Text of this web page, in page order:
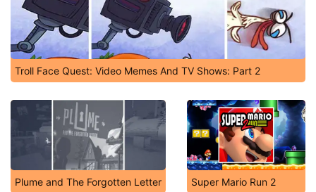
Troll Face Quest: Video Memes And TV Shows: Part 2
Plume and The Forgotten Letter Super Mario Run 2